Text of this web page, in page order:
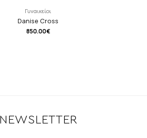
Γυναικείοι
Danise Cross
850.00€
NEWSLETTER